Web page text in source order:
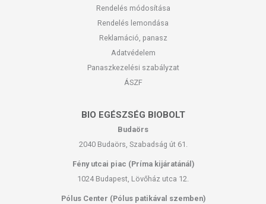
Rendelés módosítása
Rendelés lemondása
Reklamáció, panasz
Adatvédelem
Panaszkezelési szabályzat
ÁSZF
BIO EGÉSZSÉG BIOBOLT
Budaörs
2040 Budaörs, Szabadság út 61.
Fény utcai piac (Príma kijáratánál)
1024 Budapest, Lövőház utca 12.
Pólus Center (Pólus patikával szemben)